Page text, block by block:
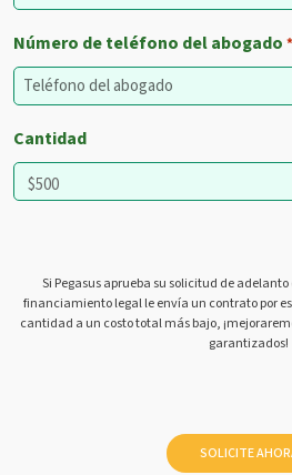
Número de teléfono del abogado *
Cantidad
Si Pegasus aprueba su solicitud de
financiamiento legal le envía un contrato por
cantidad a un costo total más bajo,
garantizados!